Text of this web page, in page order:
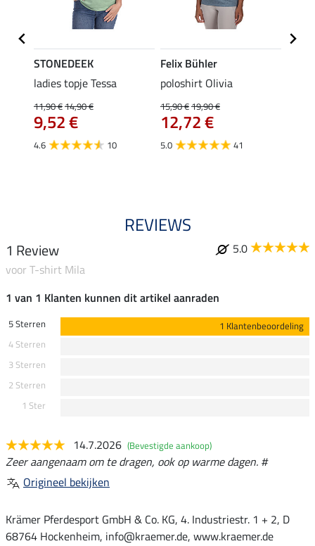
STONEDEEK
ladies topje Tessa
11,90 €14,90 €
9,52 €
4.6 10
Felix Bühler
poloshirt Olivia
15,90 €19,90 €
12,72 €
5.0 41
REVIEWS
1 Review
5.0
voor T-shirt Mila
1 van 1 Klanten kunnen dit artikel aanraden
5 Sterren
1 Klantenbeoordeling
4 Sterren
3 Sterren
2 Sterren
1 Ster
14.7.2026 (Bevestigde aankoop)
Zeer aangenaam om te dragen, ook op warme dagen. #
Origineel bekijken
Krämer Pferdesport GmbH & Co. KG, 4. Industriestr. 1 + 2, D
68764 Hockenheim, info@kraemer.de, www.kraemer.de